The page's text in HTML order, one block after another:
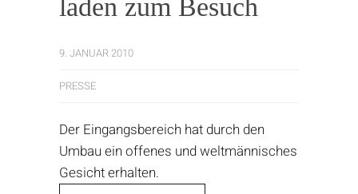
laden zum Besuch
9. JANUAR 2010
PRESSE
Der Eingangsbereich hat durch den
Umbau ein offenes und weltmännisches
Gesicht erhalten.